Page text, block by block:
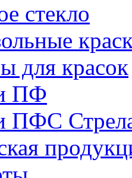
стекло
для красок
ПФ
ПФС